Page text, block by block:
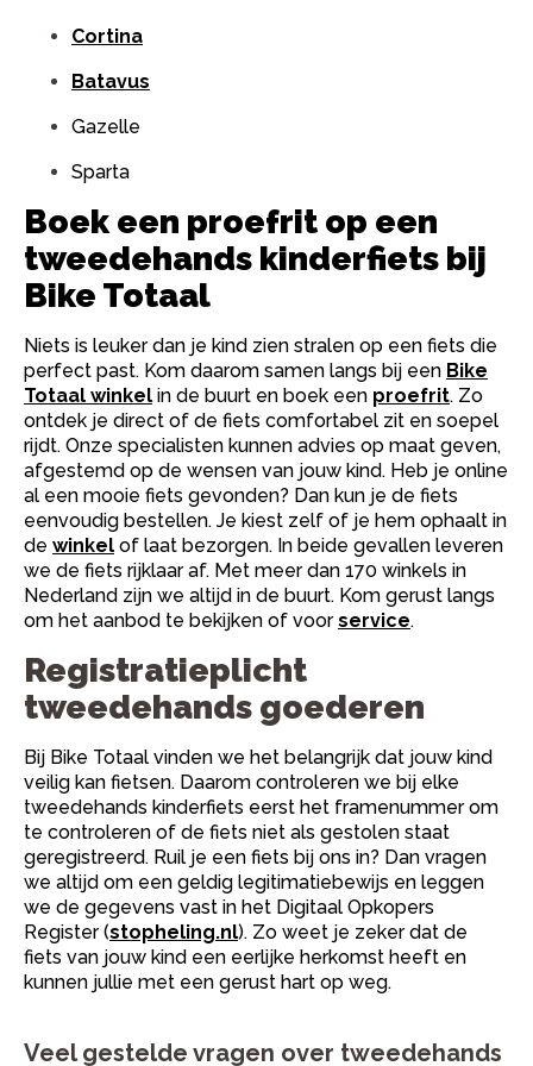
Cortina
Batavus
Gazelle
Sparta
Boek een proefrit op een
tweedehands kinderfiets bij
Bike Totaal
Niets is leuker dan je kind zien stralen op een fiets die
perfect past. Kom daarom samen langs bij een Bike
Totaal winkel in de buurt en boek een proefrit. Zo
ontdek je direct of de fiets comfortabel zit en soepel
rijdt. Onze specialisten kunnen advies op maat geven,
afgestemd op de wensen van jouw kind. Heb je online
al een mooie fiets gevonden? Dan kun je de fiets
eenvoudig bestellen. Je kiest zelf of je hem ophaalt in
de winkel of laat bezorgen. In beide gevallen leveren
we de fiets rijklaar af. Met meer dan 170 winkels in
Nederland zijn we altijd in de buurt. Kom gerust langs
om het aanbod te bekijken of voorservice.
Registratieplicht
tweedehands goederen
Bij Bike Totaal vinden we het belangrijk dat jouw kind
veilig kan fietsen. Daarom controleren we bij elke
tweedehands kinderfiets eerst het framenummer om
te controleren of de fiets niet als gestolen staat
geregistreerd. Ruil je een fiets bij ons in? Dan vragen
we altijd om een geldig legitimatiebewijs en leggen
we de gegevens vast in het Digitaal Opkopers
Register (stopheling.nl). Zo weet je zeker dat de
fiets van jouw kind een eerlijke herkomst heeft en
kunnen jullie met een gerust hart op weg.
Veel gestelde vragen over tweedehands